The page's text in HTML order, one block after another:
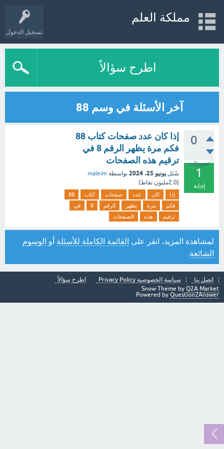
تسجيل الدخول
مملكة العلم
اطرح سؤالاً
آخر الأسئلة في وسم 88
0
تصويتات
1
إجابة
إذا كان عدد صفحات کتاب 88
فكم مرة يظهر الرقم 8 في
ترقيم هذه الصفحات
سُئل يونيو 25، 2024 بواسطة maleim
(2.0مليون نقاط)
إذا كان عدد صفحات کتاب
88
فكم
مرة يظهر الرقم 8
في
ترقيم
هذه الصفحات
لمشاهدة المزيد، انقر على القائمة الكاملة للأسئلة أو الوسوم
الشائعة
اتصل بنا سياسة الخصوصية Privacy Policy
اطرح سؤالاً
Snow Theme by Q2A Market
Powered by Question2Answer